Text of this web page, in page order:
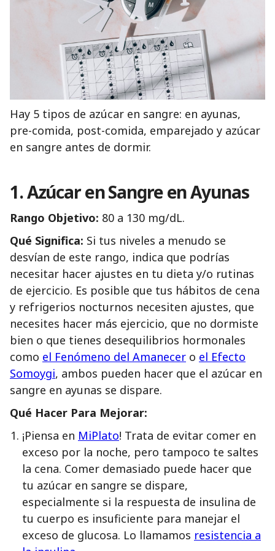
Hay 5 tipos de azúcar en sangre: en ayunas,
pre-comida, post-comida, emparejado y azúcar
en sangre antes de dormir.
1. Azúcar en Sangre en Ayunas
Rango Objetivo: 80 a 130 mg/dL.
Qué Significa: Si tus niveles a menudo se
desvían de este rango, indica que podrías
necesitar hacer ajustes en tu dieta y/o rutinas
de ejercicio. Es posible que tus hábitos de cena
y refrigerios nocturnos necesiten ajustes, que
necesites hacer más ejercicio, que no dormiste
bien o que tienes desequilibrios hormonales
como el Fenómeno del Amanecer o el Efecto
Somoygi, ambos pueden hacer que el azúcar en
sangre en ayunas se dispare.
Qué Hacer Para Mejorar:
¡Piensa en MiPlato! Trata de evitar comer en
exceso por la noche, pero tampoco te saltes
la cena. Comer demasiado puede hacer que
tu azúcar en sangre se dispare,
especialmente si la respuesta de insulina de
tu cuerpo es insuficiente para manejar el
exceso de glucosa. Lo llamamos resistencia a